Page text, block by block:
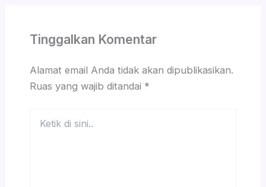
Tinggalkan Komentar
Alamat email Anda tidak akan dipublikasikan.
Ruas yang wajib ditandai *